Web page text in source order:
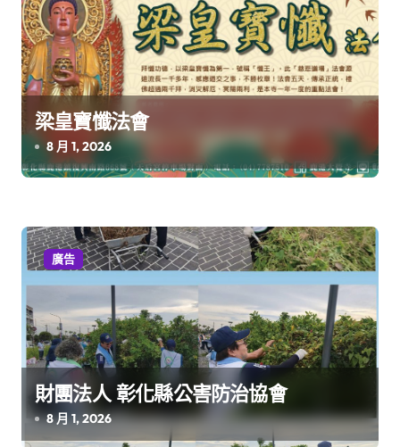
梁皇寶懺法會
8 月 1, 2026
廣告
財團法人 彰化縣公害防治協會
8 月 1, 2026